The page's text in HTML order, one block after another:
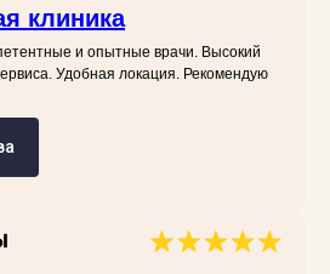
клиника
и опытные врачи. Высокий
Удобная локация. Рекомендую